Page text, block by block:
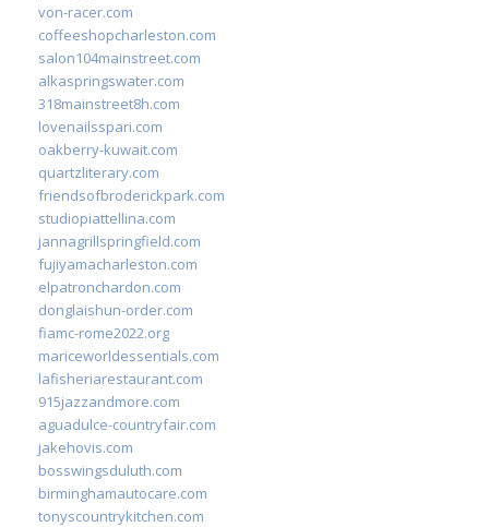
von-racer.com
coffeeshopcharleston.com
salon104mainstreet.com
alkaspringswater.com
318mainstreet8h.com
lovenailsspari.com
oakberry-kuwait.com
quartzliterary.com
friendsofbroderickpark.com
studiopiattellina.com
jannagrillspringfield.com
fujiyamacharleston.com
elpatronchardon.com
donglaishun-order.com
fiamc-rome2022.org
mariceworldessentials.com
lafisheriarestaurant.com
915jazzandmore.com
aguadulce-countryfair.com
jakehovis.com
bosswingsduluth.com
birminghamautocare.com
tonyscountrykitchen.com